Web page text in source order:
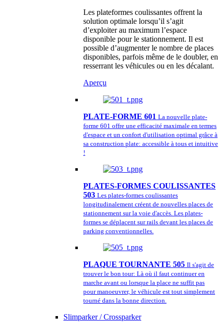
Les plateformes coulissantes offrent la
solution optimale lorsqu’il s’agit
d’exploiter au maximum l’espace
disponible pour le stationnement. Il est
possible d’augmenter le nombre de places
disponibles, parfois même de le doubler, en
resserrant les véhicules ou en les décalant.
Aperçu
PLATE-FORME 601 La nouvelle plate-
forme 601 offre une efficacité maximale en termes
d'espace et un confort d'utilisation optimal grâce à
sa construction plate: accessible à tous et intuitive
!
PLATES-FORMES COULISSANTES
503 Les plates-formes coulissantes
longitudinalement créent de nouvelles places de
stationnement sur la voie d'accès. Les plates-
formes se déplacent sur rails devant les places de
parking conventionnelles.
PLAQUE TOURNANTE 505 Il s'agit de
trouver le bon tour: Là où il faut continuer en
marche avant ou lorsque la place ne suffit pas
pour manoeuvrer, le véhicule est tout simplement
tourné dans la bonne direction.
Slimparker / Crossparker